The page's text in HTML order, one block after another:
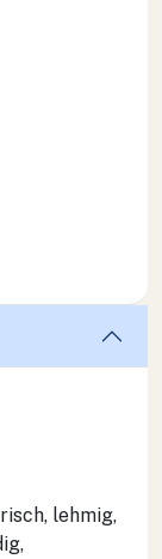
lehmig,